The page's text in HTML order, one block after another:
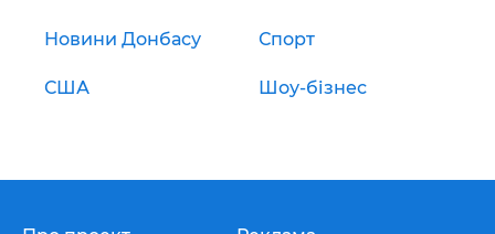
Новини Донбасу Спорт
США Шоу-бізнес